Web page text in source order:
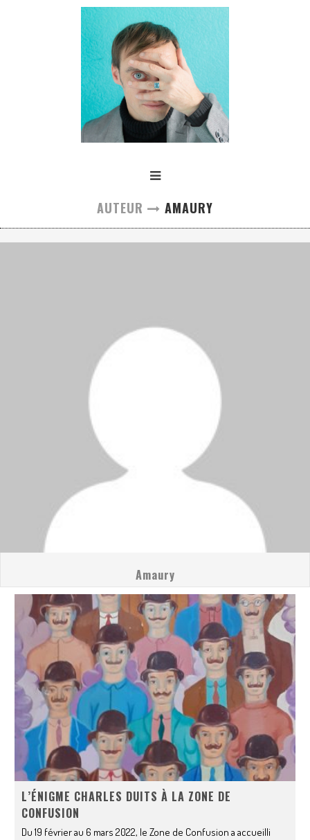
AUTEUR AMAURY
Amaury
L’ÉNIGME CHARLES DUITS À LA ZONE DE
CONFUSION
Du 19 février au 6 mars 2022, le Zone de Confusion a accueilli